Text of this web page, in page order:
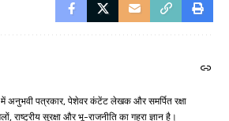
अनुभवी पत्रकार, पेशेवर कंटेंट लेखक और समर्पित रक्षा
राष्ट्रीय सुरक्षा और भू-राजनीति का गहरा ज्ञान है।